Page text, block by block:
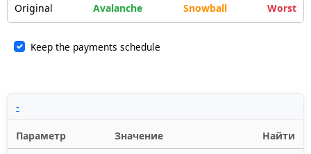
Original Avalanche Snowball Worst
Keep the payments schedule
-
Параметр Значение Найти